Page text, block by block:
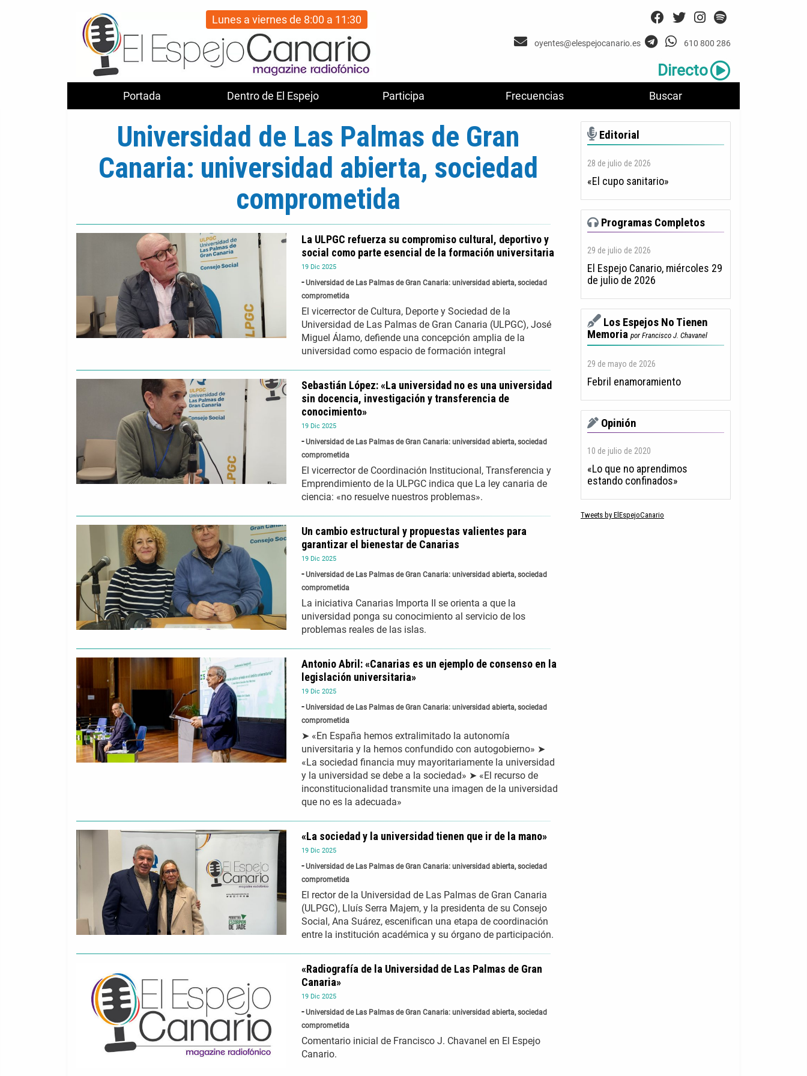
Portada Dentro de El Espejo Participa Frecuencias Buscar
Lunes a viernes de 8:00 a 11:30
oyentes@elespejocanario.es 610 800 286
Directo
Universidad de Las Palmas de Gran
Canaria: universidad abierta, sociedad
comprometida
19 Dic 2025
Universidad de Las Palmas de Gran Canaria: universidad abierta, sociedad
comprometida
La ULPGC refuerza su compromiso cultural, deportivo y
social como parte esencial de la formación universitaria
El vicerrector de Cultura, Deporte y Sociedad de la
Universidad de Las Palmas de Gran Canaria (ULPGC), José
Miguel Álamo, defiende una concepción amplia de la
universidad como espacio de formación integral
19 Dic 2025
Universidad de Las Palmas de Gran Canaria: universidad abierta, sociedad
comprometida
Sebastián López: «La universidad no es una universidad
sin docencia, investigación y transferencia de
conocimiento»
El vicerrector de Coordinación Institucional, Transferencia y
Emprendimiento de la ULPGC indica que La ley canaria de
ciencia: «no resuelve nuestros problemas».
19 Dic 2025
Universidad de Las Palmas de Gran Canaria: universidad abierta, sociedad
comprometida
Un cambio estructural y propuestas valientes para
garantizar el bienestar de Canarias
La iniciativa Canarias Importa II se orienta a que la
universidad ponga su conocimiento al servicio de los
problemas reales de las islas.
19 Dic 2025
Universidad de Las Palmas de Gran Canaria: universidad abierta, sociedad
comprometida
Antonio Abril: «Canarias es un ejemplo de consenso en la
legislación universitaria»
➤ «En España hemos extralimitado la autonomía
universitaria y la hemos confundido con autogobierno» ➤
«La sociedad financia muy mayoritariamente la universidad
y la universidad se debe a la sociedad» ➤ «El recurso de
inconstitucionalidad transmite una imagen de la universidad
que no es la adecuada»
19 Dic 2025
Universidad de Las Palmas de Gran Canaria: universidad abierta, sociedad
comprometida
«La sociedad y la universidad tienen que ir de la mano»
El rector de la Universidad de Las Palmas de Gran Canaria
(ULPGC), Lluís Serra Majem, y la presidenta de su Consejo
Social, Ana Suárez, escenifican una etapa de coordinación
entre la institución académica y su órgano de participación.
19 Dic 2025
Universidad de Las Palmas de Gran Canaria: universidad abierta, sociedad
comprometida
«Radiografía de la Universidad de Las Palmas de Gran
Canaria»
Comentario inicial de Francisco J. Chavanel en El Espejo
Canario.
Editorial
28 de julio de 2026
«El cupo sanitario»
Programas Completos
29 de julio de 2026
El Espejo Canario, miércoles 29
de julio de 2026
Los Espejos No Tienen
Memoria por Francisco J. Chavanel
29 de mayo de 2026
Febril enamoramiento
Opinión
10 de julio de 2020
«Lo que no aprendimos
estando confinados»
Tweets by ElEspejoCanario